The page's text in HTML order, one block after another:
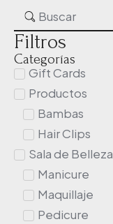
Filtros
Categorías
Gift Cards
Productos
Bambas
Hair Clips
Sala de Belleza
Manicure
Maquillaje
Pedicure